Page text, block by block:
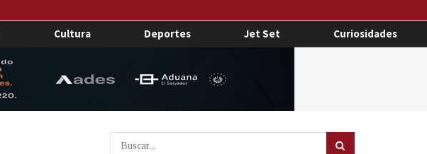
Cultura Deportes Jet Set Curiosidades